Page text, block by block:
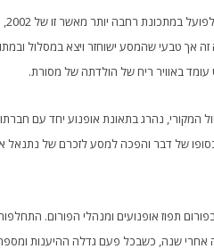
איש עדיין לא ידע שמתחילה
נראו המוני רוכבים כמו במסעות האחרונים. לקראת ראש השנה 2004 היה זה אך טבעי שהמסע ישוחזר ויצא במסלול
באוויר ריח של הולדתה של מסורת.
את הטיול המקורי, נהרג בתאונת אופנוע יחד עם
האסון ואולי דווקא בגללו, הרכיבה בשנת 2004 התקיימה בסופו של דבר והפכה למסע לזכרם של
תפוז אופנועים ומנהלי הפורום.
אחרי שנה, כשבכל פעם גדלה ההיענות